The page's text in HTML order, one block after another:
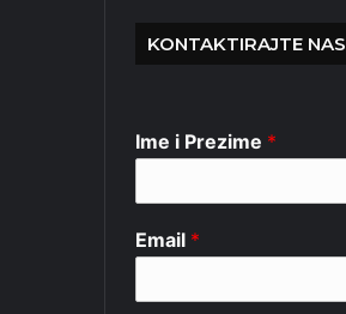
KONTAKTIRAJTE NAS
Ime i Prezime *
Email *